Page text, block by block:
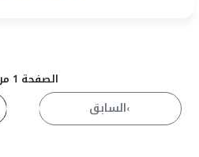
الصفحة 1 من 3
›السابق